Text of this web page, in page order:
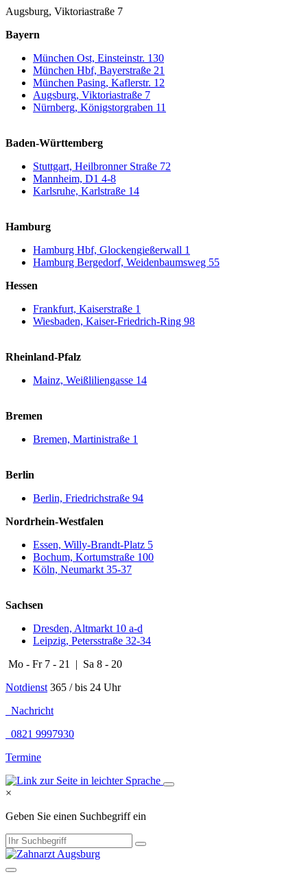
Augsburg, Viktoriastraße 7
Bayern
München Ost, Einsteinstr. 130
München Hbf, Bayerstraße 21
München Pasing, Kaflerstr. 12
Augsburg, Viktoriastraße 7
Nürnberg, Königstorgraben 11
Baden-Württemberg
Stuttgart, Heilbronner Straße 72
Mannheim, D1 4-8
Karlsruhe, Karlstraße 14
Hamburg
Hamburg Hbf, Glockengießerwall 1
Hamburg Bergedorf, Weidenbaumsweg 55
Hessen
Frankfurt, Kaiserstraße 1
Wiesbaden, Kaiser-Friedrich-Ring 98
Rheinland-Pfalz
Mainz, Weißliliengasse 14
Bremen
Bremen, Martinistraße 1
Berlin
Berlin, Friedrichstraße 94
Nordrhein-Westfalen
Essen, Willy-Brandt-Platz 5
Bochum, Kortumstraße 100
Köln, Neumarkt 35-37
Sachsen
Dresden, Altmarkt 10 a-d
Leipzig, Petersstraße 32-34
Mo - Fr 7 - 21 | Sa 8 - 20
Notdienst 365 / bis 24 Uhr
Nachricht
0821 9997930
Termine
×
Geben Sie einen Suchbegriff ein